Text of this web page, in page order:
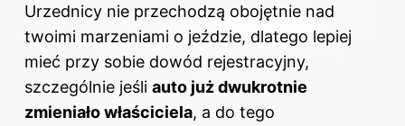
Urzednicy nie przechodzą obojętnie nad
twoimi marzeniami o jeździe, dlatego lepiej
mieć przy sobie dowód rejestracyjny,
szczególnie jeśli auto już dwukrotnie
zmieniało właściciela, a do tego